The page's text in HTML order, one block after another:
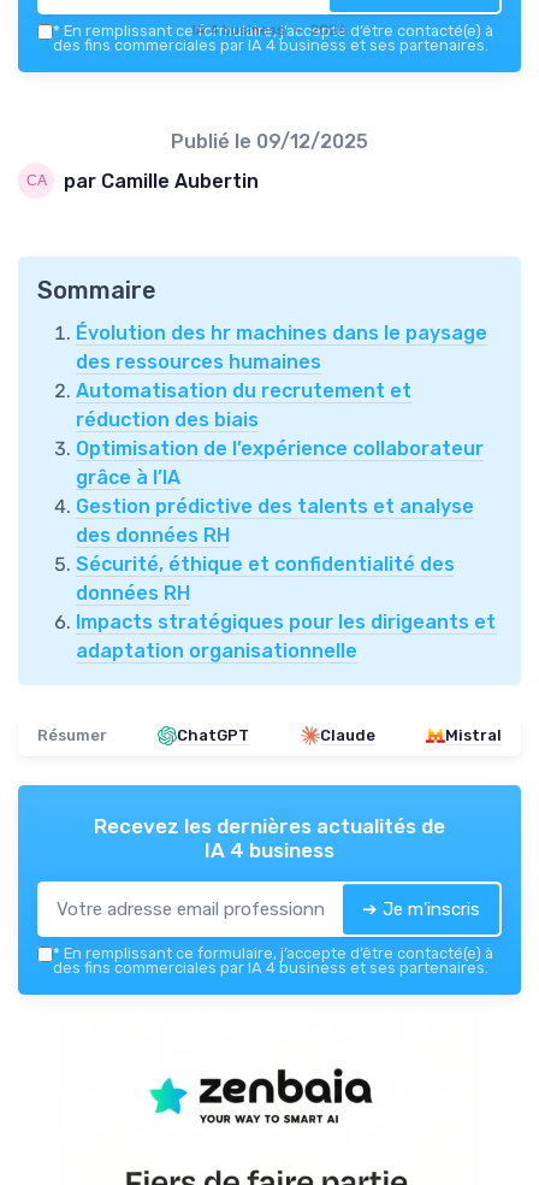
IA 4 business — 2026
* En remplissant ce formulaire, j’accepte d’être contacté(e) à
des fins commerciales par IA 4 business et ses partenaires.
Publié le 09/12/2025
par Camille Aubertin
Sommaire
Évolution des hr machines dans le paysage
des ressources humaines
Automatisation du recrutement et
réduction des biais
Optimisation de l’expérience collaborateur
grâce à l’IA
Gestion prédictive des talents et analyse
des données RH
Sécurité, éthique et confidentialité des
données RH
Impacts stratégiques pour les dirigeants et
adaptation organisationnelle
Résumer ChatGPT Claude Mistral
Recevez les dernières actualités de
IA 4 business
➔ Je m'inscris
* En remplissant ce formulaire, j’accepte d’être contacté(e) à
des fins commerciales par IA 4 business et ses partenaires.